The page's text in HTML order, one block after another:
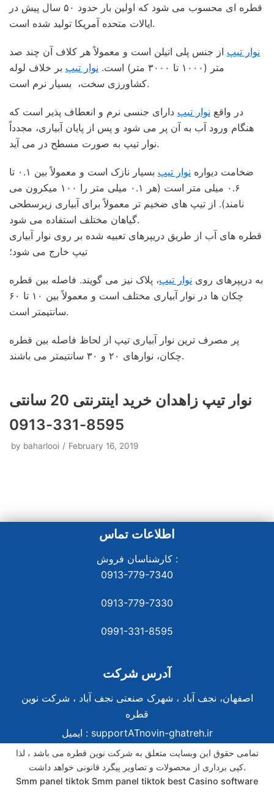
قطره ای محسوب می شود که اولین بار حدود ۵۰ سال پیش در
ایالات متحده آمریکا تولید شده است.
نوار تیپ از جنس پلی اتیلن است و معمولاً هر کلاف آن چند صد
متر (۱۰۰۰ تا ۳۰۰۰ متر) است.
نوار تیپ بر خلاف لوله
کشاورزی سخت، بسیار نرم است.
در واقع نوار تیپ دارای جنسی نرم و انعطاف پذیر است که
هنگام ورود آب به آن پر می شود و پس از پایان آبیاری، مجدداً
نوار تیپ به صورت مسطح در می آید.
ضخامت دیواره نوار تیپ
بسیار نازک است و معمولاً بین ۰.۱ تا
۰.۶ میلی متر است (هر ۰.۱ میلی متر را ۱۰۰ میکرون می
نامند). از تیپ های ضخیم تر معمولاً برای آبیاری زیرسطحی
گیاهان مختلف استفاده می شود.
قطره های آب از طریق دریپرهای تعبیه شده بر روی نوار آبیاری
تیپ خارج می شود؛
به دریپرهای روی نوار تیپ، پلاک نیز می گویند. فاصله بین قطره
چکان ها در نوار آبیاری مختلف است و معمولاً بین ۱۰ تا ۶۰
سانتیمتر است.
پر مصرف ترین نوار آبیاری تیپ از لحاظ فاصله بین قطره
چکان، نوارهای ۲۰ و ۳۰ سانتیمتر می باشند.
نوار تیپ زاهدان خرید اینترنتی 20 سانتی
8595-331-0913
by baharlooi February 16, 2019
اطلاعات تماس
کارشناسان فروش :
0913-779-7340
0913-779-7330
0991-331-8595
آدرس شرکت
اصفهان، نجف آباد ، شهرک صنعتی نجف آباد ، شرکت نوین
قطره
ایمیل : supportATnovin-ghatreh.ir
تمامی حقوق این وبسایت متعلق به شرکت نوین قطره می باشد ، لذا
کپی برداری از محصولات و تصاویر پیگرد قانونی خواهد داشت.
Smm panel tiktok Smm panel tiktok best Casino software